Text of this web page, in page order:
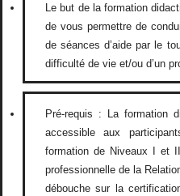
Le but de la formation
de vous permettre de
de séances d’aide par le
difficulté de vie et/ou d’un
Pré-requis : La formation
accessible aux
formation de Niveaux I et
professionnelle de la
débouche sur la